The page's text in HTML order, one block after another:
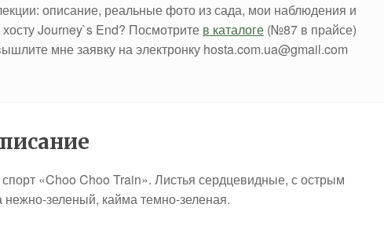
описание, реальные фото из сада, мои наблюдения и
Journey`s End? Посмотрите в каталоге (№87 в прайсе)
мне заявку на электронку hosta.com.ua@gmail.com
«Choo Choo Train». Листья сердцевидные, с острым
зеленый, кайма темно-зеленая.